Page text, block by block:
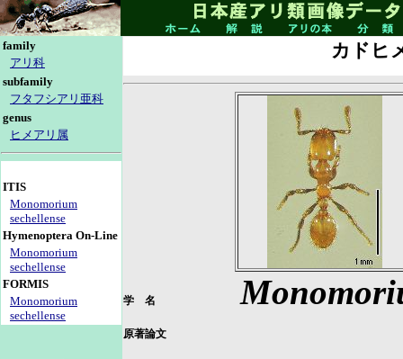
family
アリ科
subfamily
フタフシアリ亜科
genus
ヒメアリ属
ITIS
Monomorium
sechellense
Hymenoptera On-Line
Monomorium
sechellense
FORMIS
Monomorium
sechellense
カドヒ
学 名
原著論文